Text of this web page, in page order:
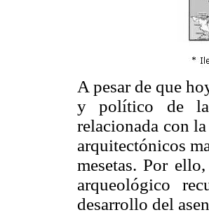
A pesar de que
y político de la
relacionada con
arquitectónicos
mesetas. Por
arqueológico
desarrollo del